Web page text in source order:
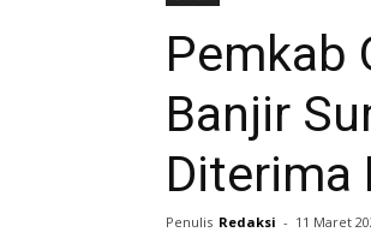
Pemkab
Banjir
Diterima
Penulis Redaksi - 11 Maret